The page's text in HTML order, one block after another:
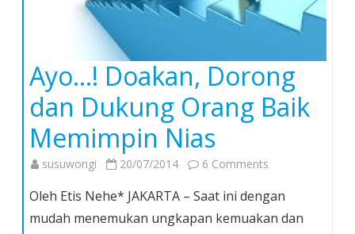
Ayo…! Doakan, Dorong
dan Dukung Orang Baik
Memimpin Nias
susuwongi 20/07/2014 6 Comments
Doakan,
Dorong
Oleh Etis Nehe* JAKARTA – Saat ini dengan
mudah menemukan ungkapan kemuakan dan